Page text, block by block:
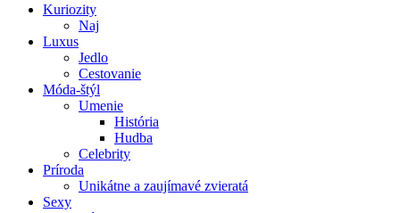
Kuriozity
Naj
Luxus
Jedlo
Cestovanie
Móda-štýl
Umenie
História
Hudba
Celebrity
Príroda
Unikátne a zaujímavé zvieratá
Sexy